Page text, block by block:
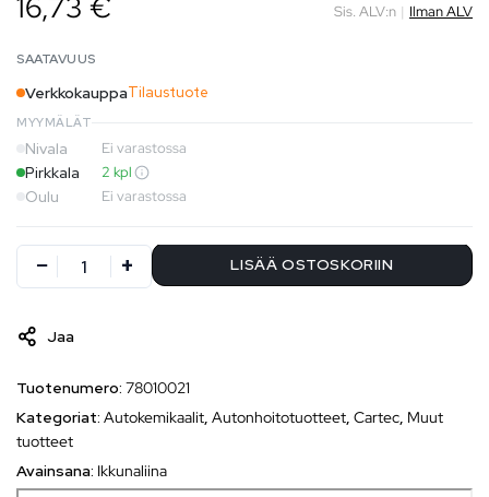
16,73 € Sis. ALV:n | Ilman ALV
SAATAVUUS
VerkkokauppaTilaustuote
MYYMÄLÄT
Nivala Ei varastossa
Pirkkala 2 kpl
Oulu Ei varastossa
LISÄÄ OSTOSKORIIN
Jaa
Tuotenumero: 78010021
Kategoriat: Autokemikaalit, Autonhoitotuotteet, Cartec, Muut
tuotteet
Avainsana: Ikkunaliina